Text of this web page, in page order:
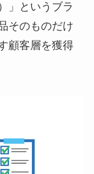
」というブラ
そのものだけ
顧客層を獲得